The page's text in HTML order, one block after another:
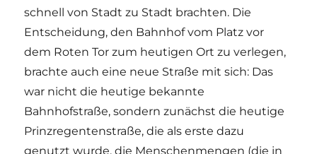
schnell von Stadt zu Stadt brachten. Die
Entscheidung, den Bahnhof vom Platz vor
dem Roten Tor zum heutigen Ort zu verlegen,
brachte auch eine neue Straße mit sich: Das
war nicht die heutige bekannte
Bahnhofstraße, sondern zunächst die heutige
Prinzregentenstraße, die als erste dazu
genutzt wurde, die Menschenmengen (die in